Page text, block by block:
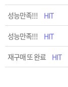
성능만족!!! HIT
성능만족!!! HIT
재구매 또 완료 HIT